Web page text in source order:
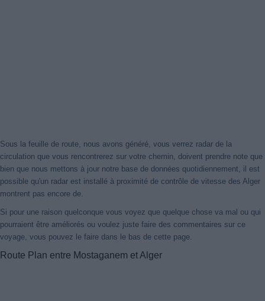
Sous la feuille de route, nous avons généré, vous verrez radar de la
circulation que vous rencontrerez sur votre chemin, doivent prendre note que
bien que nous mettons à jour notre base de données quotidiennement, il est
possible qu'un radar est installé à proximité de contrôle de vitesse des Alger
montrent pas encore de.
Si pour une raison quelconque vous voyez que quelque chose va mal ou qui
pourraient être améliorés ou voulez juste faire des commentaires sur ce
voyage, vous pouvez le faire dans le bas de cette page.
Route Plan entre Mostaganem et Alger